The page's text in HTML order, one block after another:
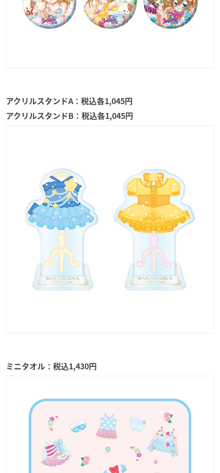
アクリルスタンドA：税込各1,045円
アクリルスタンドB：税込各1,045円
ミニタオル：税込1,430円